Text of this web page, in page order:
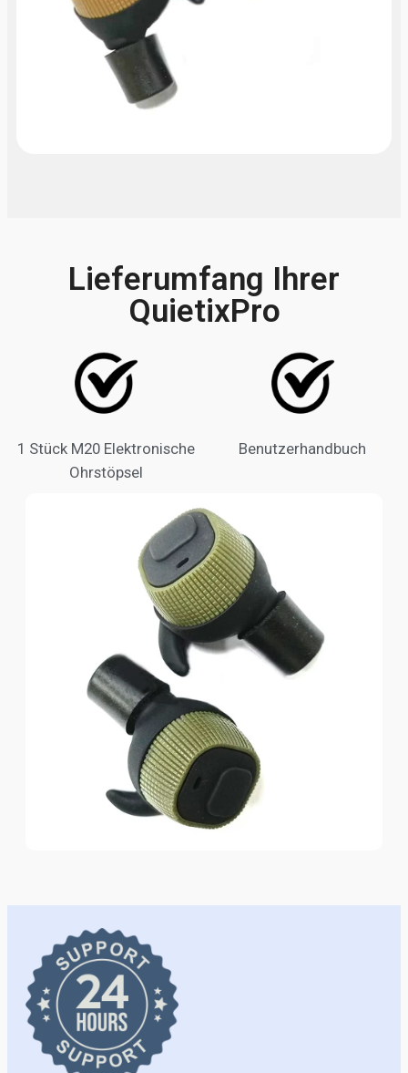
Lieferumfang Ihrer
QuietixPro
1 Stück M20 Elektronische
Ohrstöpsel
Benutzerhandbuch